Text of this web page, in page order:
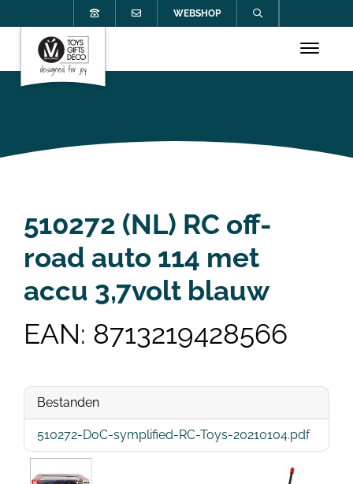
WEBSHOP
510272 (NL) RC off-
road auto 114 met
accu 3,7volt blauw
EAN: 8713219428566
Bestanden
510272-DoC-symplified-RC-Toys-20210104.pdf